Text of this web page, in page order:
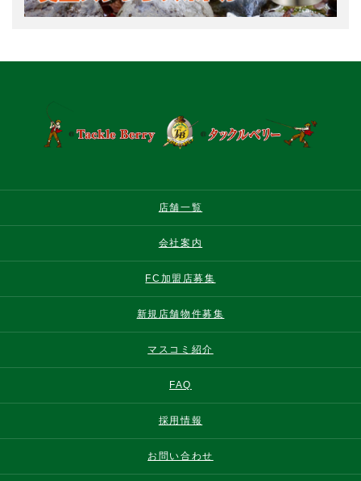
店舗一覧
会社案内
FC加盟店募集
新規店舗物件募集
マスコミ紹介
FAQ
採用情報
お問い合わせ